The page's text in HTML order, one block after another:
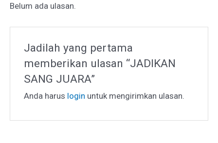
Belum ada ulasan.
Jadilah yang pertama
memberikan ulasan “JADIKAN
SANG JUARA”
Anda harus login untuk mengirimkan ulasan.